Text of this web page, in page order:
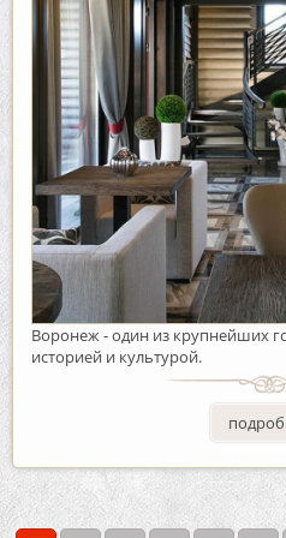
Воронеж - один из крупнейших
историей и культурой.